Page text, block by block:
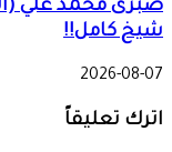
صبرى محمد علي
شيخ كامل!!
2026-08-07
اترك تعليقاً